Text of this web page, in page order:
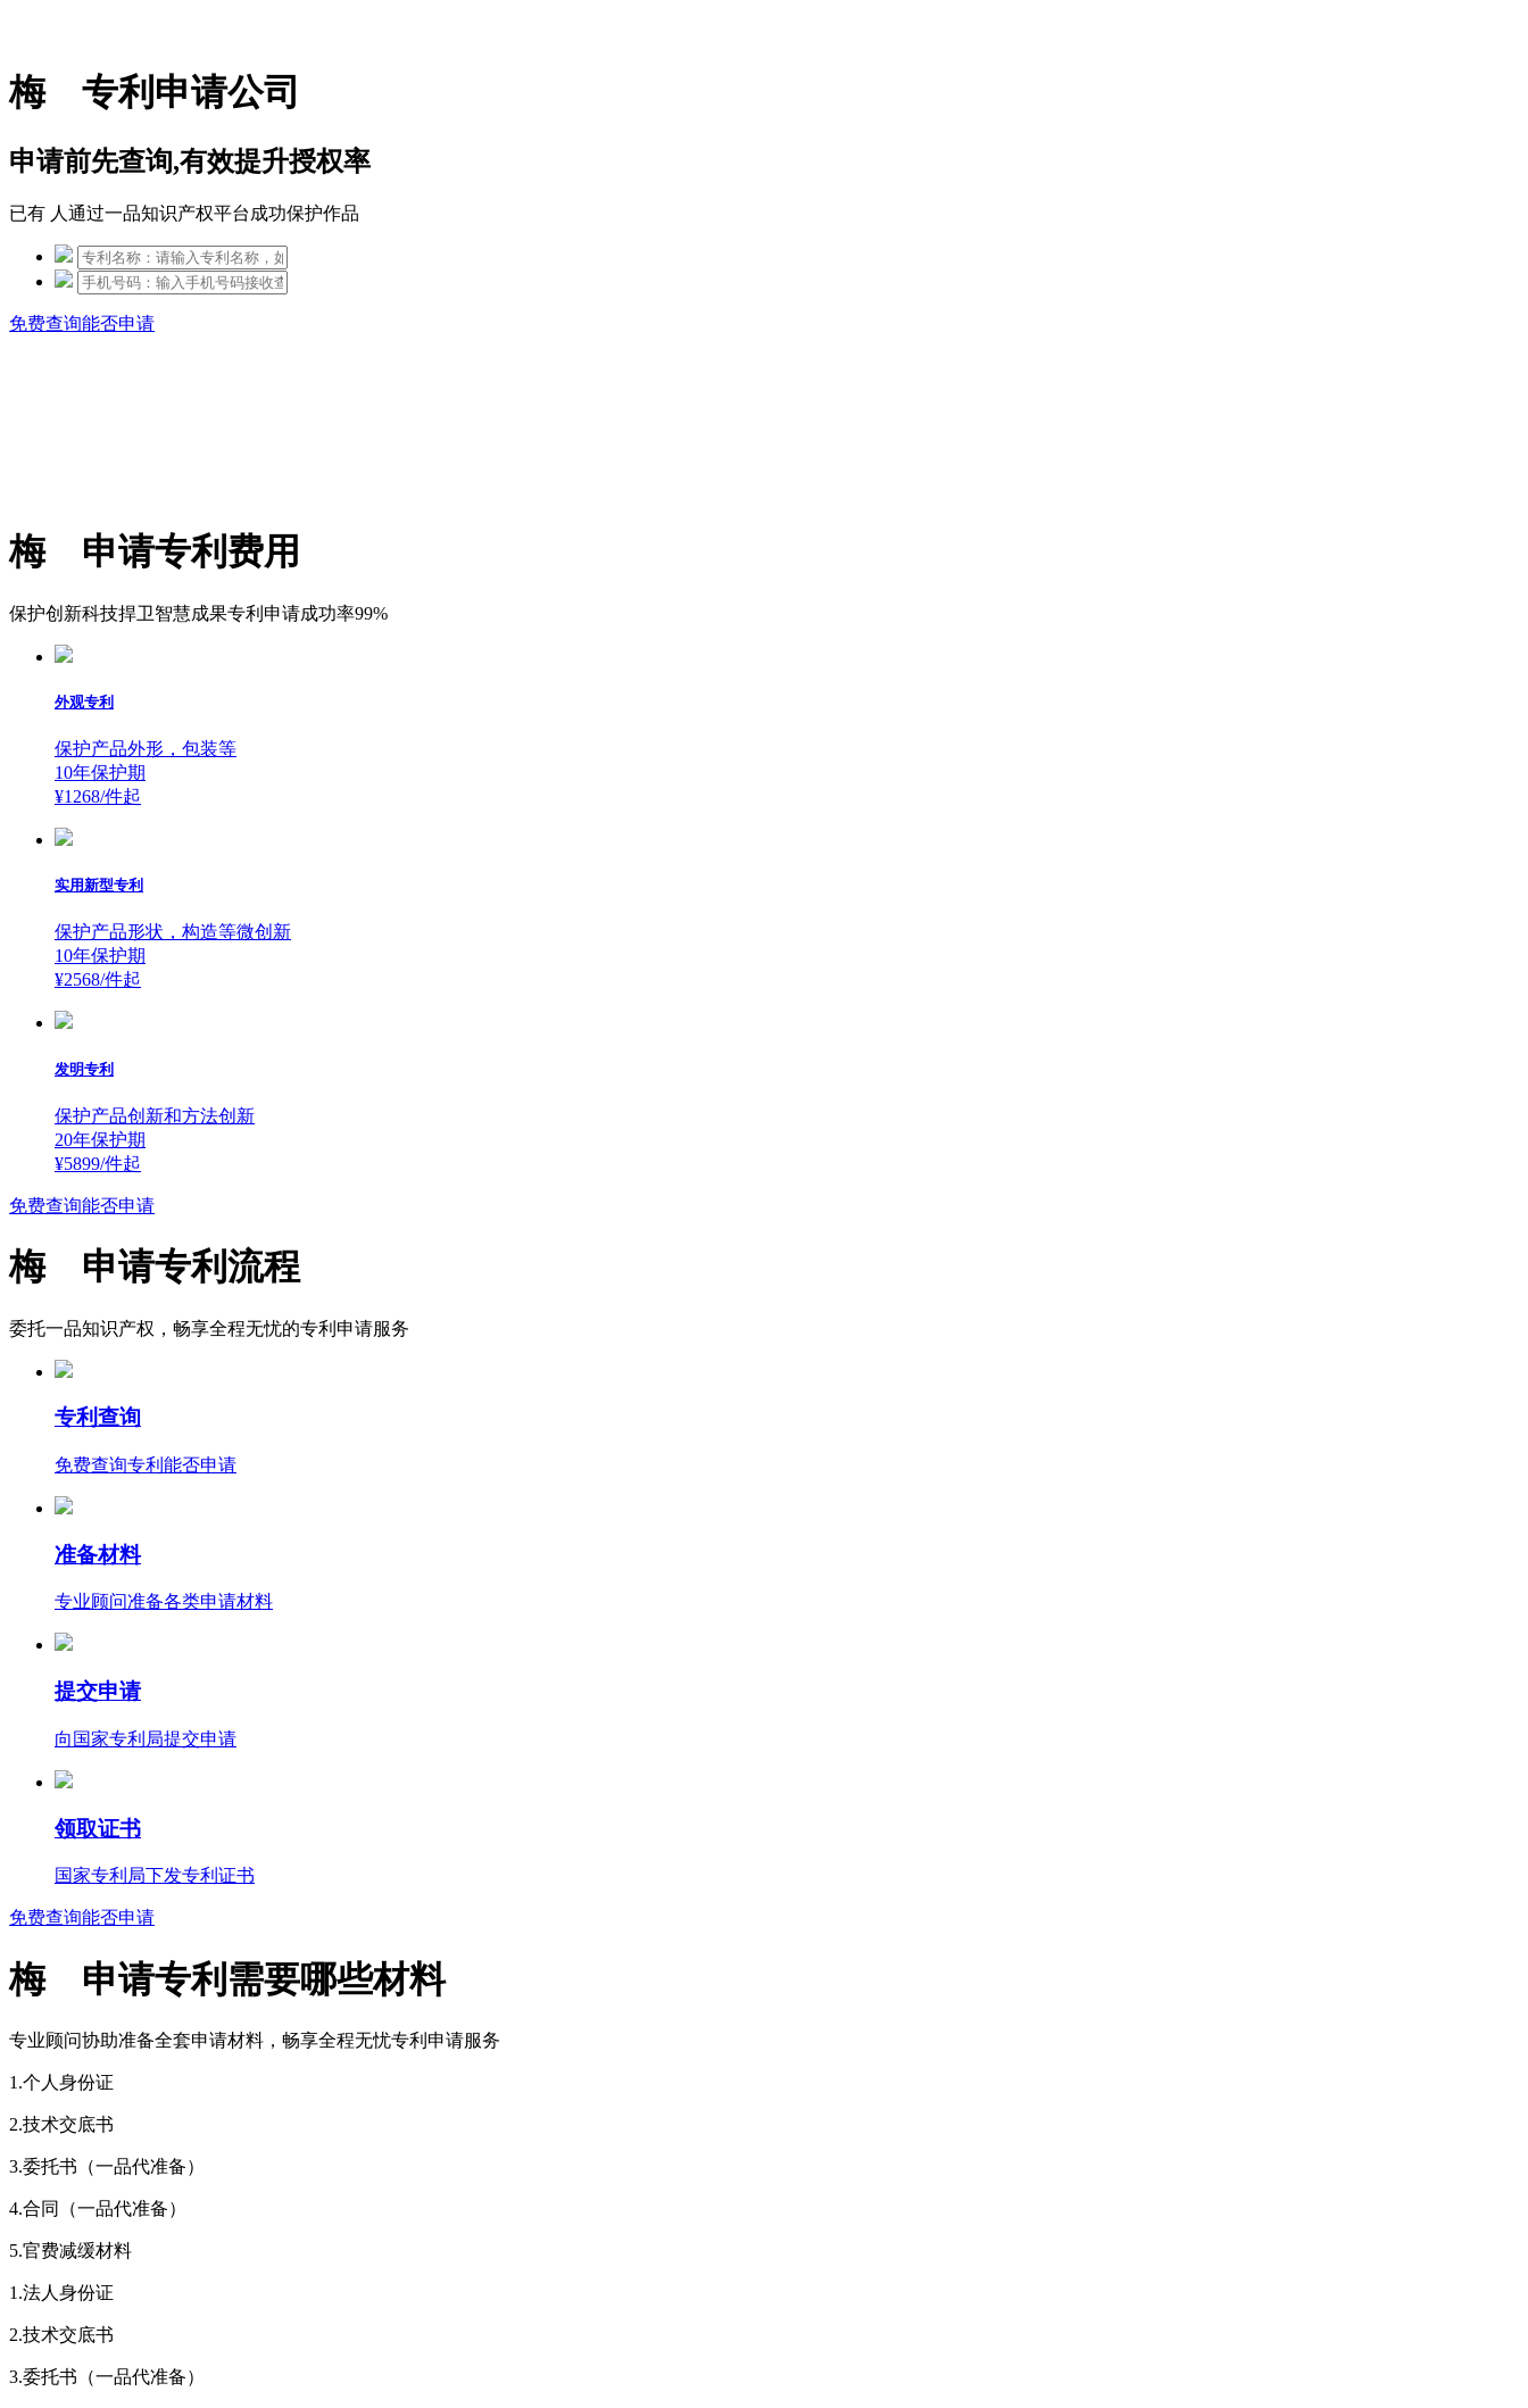
梅 专利申请公司
申请前先查询,有效提升授权率
已有 人通过一品知识产权平台成功保护作品
免费查询能否申请
梅 申请专利费用
保护创新科技捍卫智慧成果专利申请成功率99%
外观专利
保护产品外形，包装等
10年保护期
¥1268/件起
实用新型专利
保护产品形状，构造等微创新
10年保护期
¥2568/件起
发明专利
保护产品创新和方法创新
20年保护期
¥5899/件起
免费查询能否申请
梅 申请专利流程
委托一品知识产权，畅享全程无忧的专利申请服务
专利查询
免费查询专利能否申请
准备材料
专业顾问准备各类申请材料
提交申请
向国家专利局提交申请
领取证书
国家专利局下发专利证书
免费查询能否申请
梅 申请专利需要哪些材料
专业顾问协助准备全套申请材料，畅享全程无忧专利申请服务
1.个人身份证
2.技术交底书
3.委托书（一品代准备）
4.合同（一品代准备）
5.官费减缓材料
1.法人身份证
2.技术交底书
3.委托书（一品代准备）